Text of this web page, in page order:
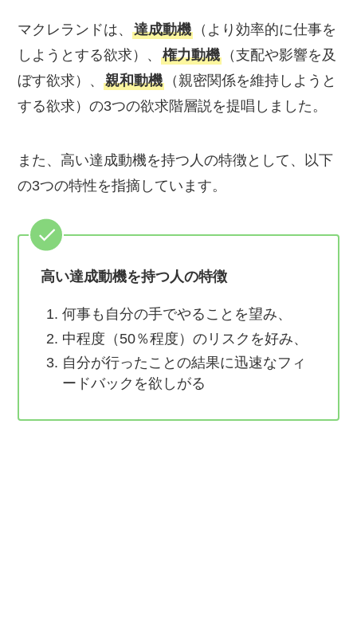
マクレランドは、達成動機 （より効率的に仕事を
しようとする欲求）、権力動機 （支配や影響を及
ぼす欲求）、親和動機 （親密関係を維持しようと
する欲求）の3つの欲求階層説を提唱しました。
また、高い達成動機を持つ人の特徴として、以下
の3つの特性を指摘しています。
高い達成動機を持つ人の特徴
何事も自分の手でやることを望み、
中程度（50％程度）のリスクを好み、
自分が行ったことの結果に迅速なフィ
ードバックを欲しがる